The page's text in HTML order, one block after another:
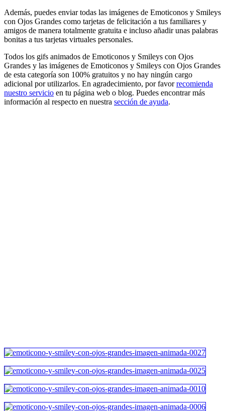
Además, puedes enviar todas las imágenes de Emoticonos y Smileys
con Ojos Grandes como tarjetas de felicitación a tus familiares y
amigos de manera totalmente gratuita e incluso añadir unas palabras
bonitas a tus tarjetas virtuales personales.
Todos los gifs animados de Emoticonos y Smileys con Ojos
Grandes y las imágenes de Emoticonos y Smileys con Ojos Grandes
de esta categoría son 100% gratuitos y no hay ningún cargo
adicional por utilizarlos. En agradecimiento, por favorrecomienda
nuestro servicio en tu página web o blog. Puedes encontrar más
información al respecto en nuestra sección de ayuda.